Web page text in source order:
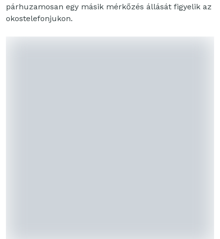
párhuzamosan egy másik mérkőzés állását figyelik az
okostelefonjukon.